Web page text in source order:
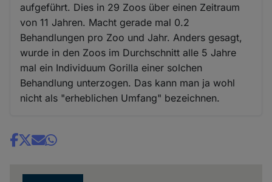
aufgeführt. Dies in 29 Zoos über einen Zeitraum
von 11 Jahren. Macht gerade mal 0.2
Behandlungen pro Zoo und Jahr. Anders gesagt,
wurde in den Zoos im Durchschnitt alle 5 Jahre
mal ein Individuum Gorilla einer solchen
Behandlung unterzogen. Das kann man ja wohl
nicht als "erheblichen Umfang" bezeichnen.
Share